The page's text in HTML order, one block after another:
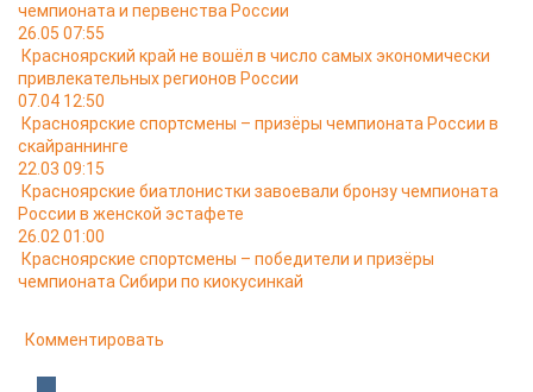
чемпионата и первенства России
26.05 07:55
Красноярский край не вошёл в число самых экономически
привлекательных регионов России
07.04 12:50
Красноярские спортсмены – призёры чемпионата России в
скайраннинге
22.03 09:15
Красноярские биатлонистки завоевали бронзу чемпионата
России в женской эстафете
26.02 01:00
Красноярские спортсмены – победители и призёры
чемпионата Сибири по киокусинкай
Комментировать